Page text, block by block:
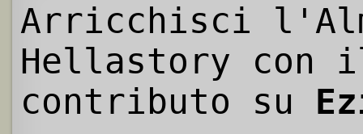
Arricchisci
Hellastory con
contributo su